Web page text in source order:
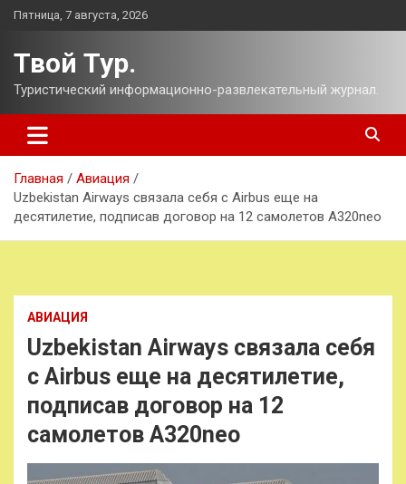
Перейти
Пятница, 7 августа, 2026
Твой Тур.
Туристический информационно-развлекательный журнал.
Главная
Авиация
Uzbekistan Airways связала себя с Airbus еще на
десятилетие, подписав договор на 12 самолетов A320neo
АВИАЦИЯ
Uzbekistan Airways связала себя
с Airbus еще на десятилетие,
подписав договор на 12
самолетов A320neo